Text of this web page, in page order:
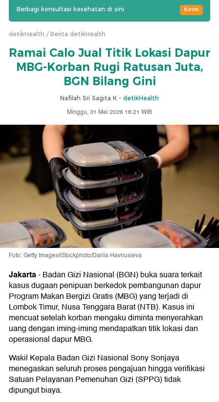
Berbagi konsultasi kesehatan di sini Kirim
detikHealth Berita detikHealth
Ramai Calo Jual Titik Lokasi Dapur
MBG-Korban Rugi Ratusan Juta,
BGN Bilang Gini
Nafilah Sri Sagita K - detikHealth
Minggu, 31 Mei 2026 18:21 WIB
Foto: Getty Images/iStockphoto/Dariia Havriusieva
Jakarta-Badan Gizi Nasional (BGN) buka suara terkait
kasus dugaan penipuan berkedok pembangunan dapur
Program Makan Bergizi Gratis (MBG) yang terjadi di
Lombok Timur, Nusa Tenggara Barat (NTB). Kasus ini
mencuat setelah korban mengaku diminta menyerahkan
uang dengan iming-iming mendapatkan titik lokasi dan
operasional dapur MBG.
Wakil Kepala Badan Gizi Nasional Sony Sonjaya
menegaskan seluruh proses pengajuan hingga verifikasi
Satuan Pelayanan Pemenuhan Gizi (SPPG) tidak
dipungut biaya.